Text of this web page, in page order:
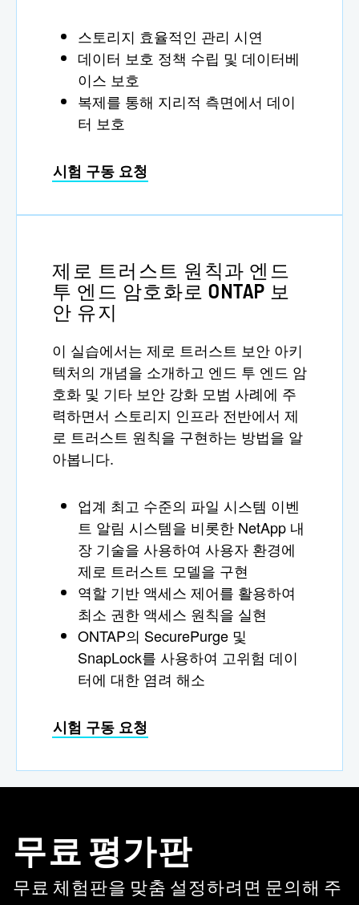
스토리지 효율적인 관리 시연
데이터 보호 정책 수립 및 데이터베
이스 보호
복제를 통해 지리적 측면에서 데이
터 보호
시험 구동 요청
제로 트러스트 원칙과 엔드
투 엔드 암호화로 ONTAP 보
안 유지
이 실습에서는 제로 트러스트 보안 아키
텍처의 개념을 소개하고 엔드 투 엔드 암
호화 및 기타 보안 강화 모범 사례에 주
력하면서 스토리지 인프라 전반에서 제
로 트러스트 원칙을 구현하는 방법을 알
아봅니다.
업계 최고 수준의 파일 시스템 이벤
트 알림 시스템을 비롯한 NetApp 내
장 기술을 사용하여 사용자 환경에
제로 트러스트 모델을 구현
역할 기반 액세스 제어를 활용하여
최소 권한 액세스 원칙을 실현
ONTAP의 SecurePurge 및
SnapLock를 사용하여 고위험 데이
터에 대한 염려 해소
시험 구동 요청
무료 평가판
무료 체험판을 맞춤 설정하려면 문의해 주